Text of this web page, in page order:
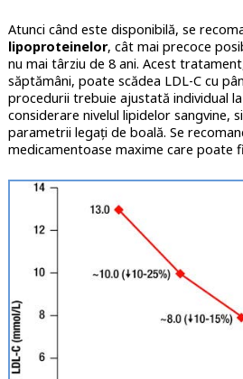
Atunci când este disponibilă, se
lipoproteinelor, cât mai precoce
nu mai târziu de 8 ani. Acest
săptămâni, poate scădea LDL-C cu
procedurii trebuie ajustată individual
considerare nivelul lipidelor sangvine,
parametrii legați de boală. Se
medicamentoase maxime care poate